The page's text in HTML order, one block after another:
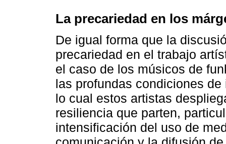
La precariedad en los
De igual forma que la
precariedad en el trabajo
el caso de los músicos de
las profundas condiciones
lo cual estos artistas
resiliencia que parten,
intensificación del uso de